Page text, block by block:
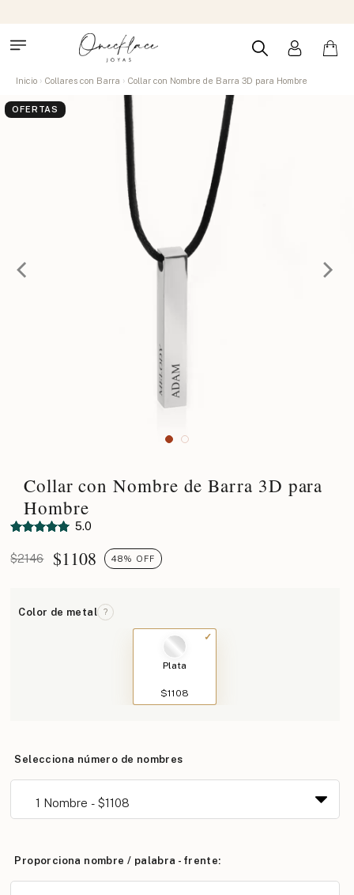
Inicio Collares con Barra Collar con Nombre de Barra 3D para Hombre
OFERTAS
Collar con Nombre de Barra 3D para
Hombre
5.0
$2146 $1108 48% OFF
Color de metal ?
Plata
$1108
Selecciona número de nombres
Proporciona nombre / palabra - frente: